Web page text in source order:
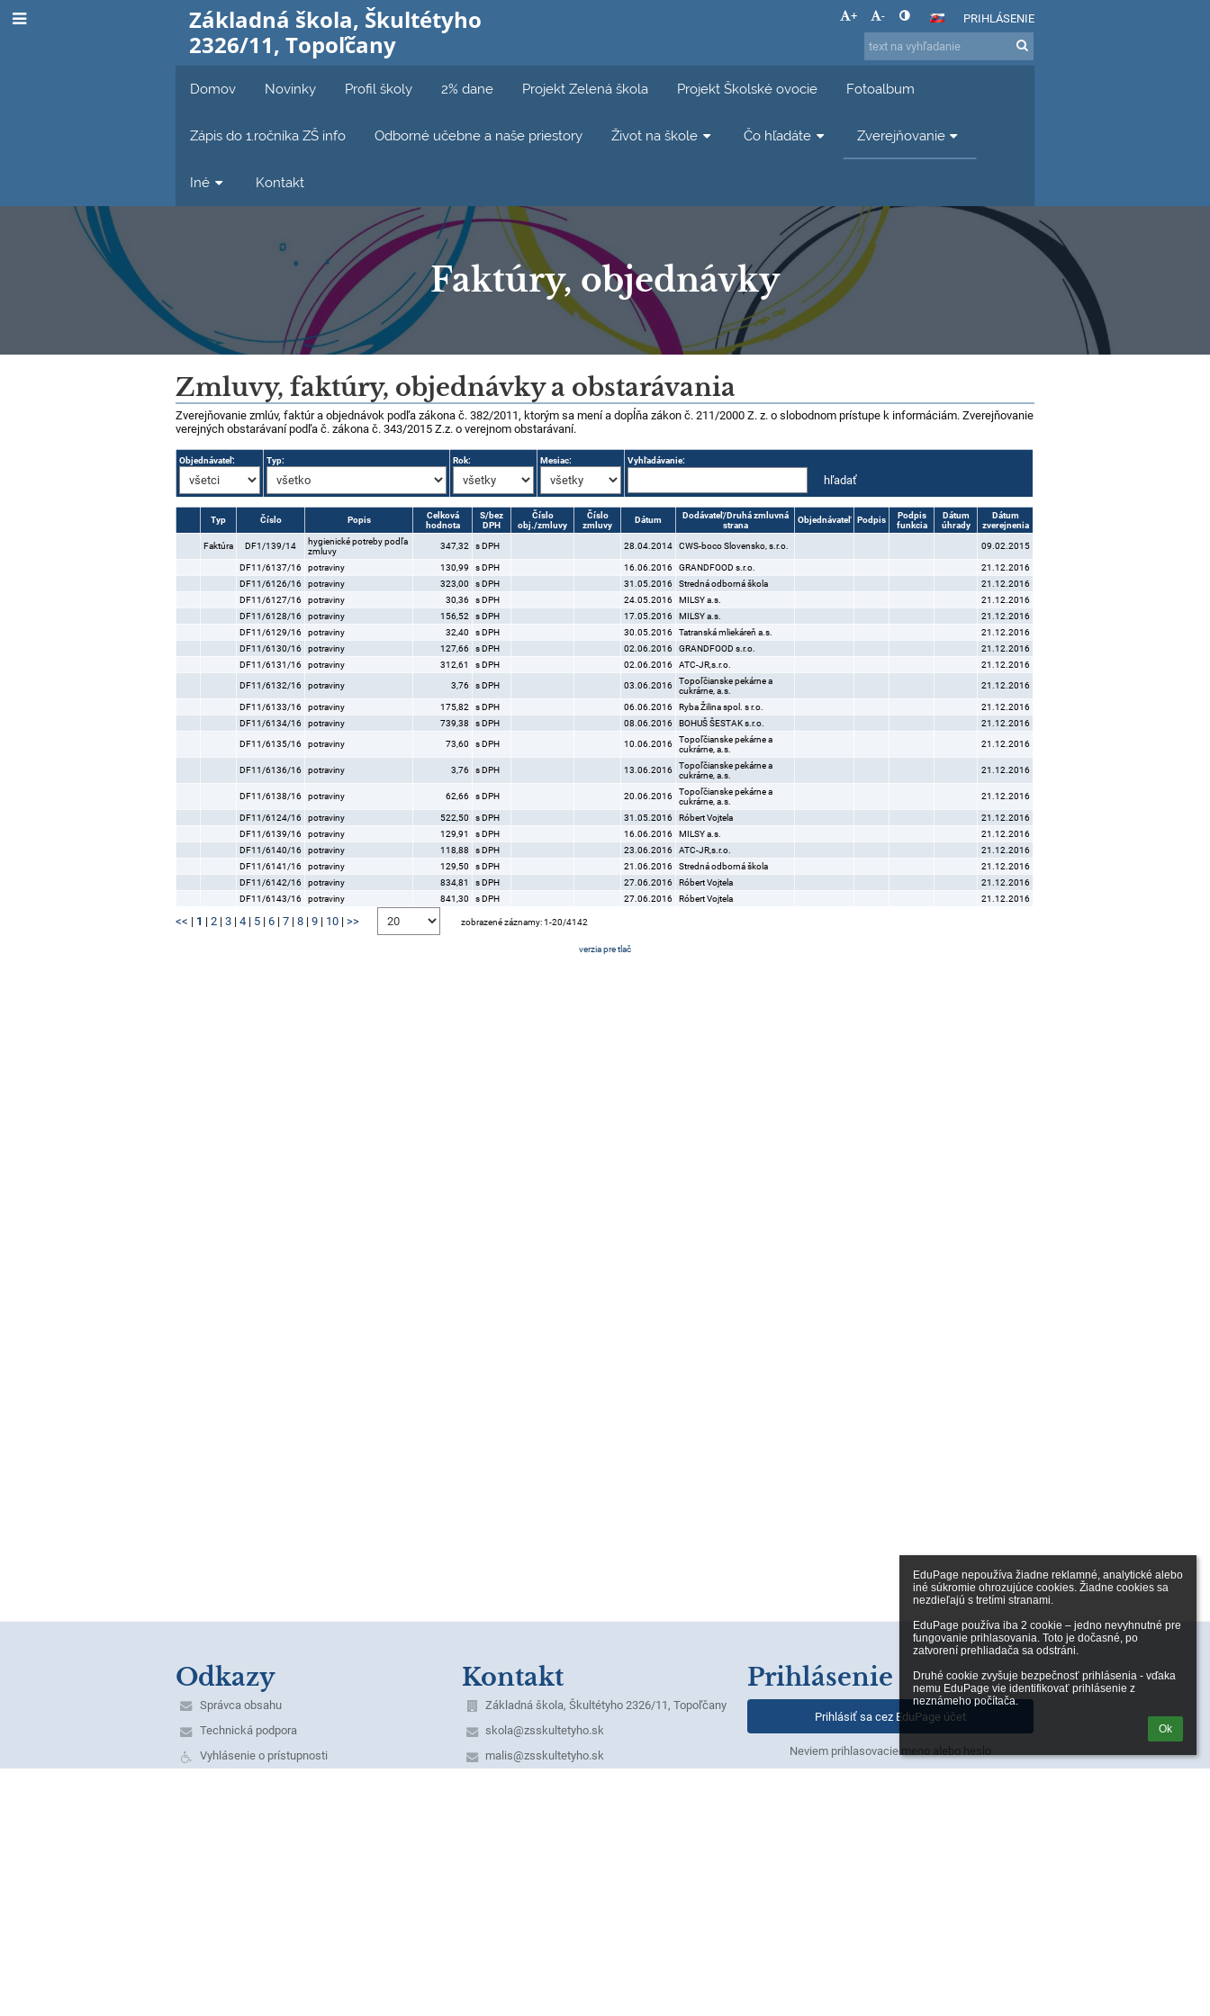
EduPage nepoužíva žiadne reklamné, analytické alebo
iné súkromie ohrozujúce cookies. Žiadne cookies sa
nezdieľajú s tretími stranami.
EduPage používa iba 2 cookie – jedno nevyhnutné pre
fungovanie prihlasovania. Toto je dočasné, po
zatvorení prehliadača sa odstráni.
Druhé cookie zvyšuje bezpečnosť prihlásenia - vďaka
nemu EduPage vie identifikovať prihlásenie z
neznámeho počítača.
Ok
Základná škola, Škultétyho
2326/11, Topoľčany
+ - PRIHLÁSENIE
Domov Novinky Profil školy 2% dane Projekt Zelená škola Projekt Školské ovocie Fotoalbum
Zápis do 1.ročníka ZŠ info Odborné učebne a naše priestory Život na škole Čo hľadáte Zverejňovanie
Iné Kontakt
Faktúry, objednávky
Faktúry,
objednávky
Zmluvy, faktúry, objednávky a obstarávania
Zverejňovanie zmlúv, faktúr a objednávok podľa zákona č. 382/2011, ktorým sa mení a dopĺňa zákon č. 211/2000 Z. z. o slobodnom prístupe k informáciám. Zverejňovanie
verejných obstarávaní podľa č. zákona č. 343/2015 Z.z. o verejnom obstarávaní.
Objednávateľ: Typ: Rok: Mesiac: Vyhľadávanie:
Typ Číslo Popis
Celková
hodnota
S/bez
DPH
Číslo
obj./zmluvy
Číslo
zmluvy
Dátum
Dodávateľ/Druhá zmluvná
strana
Objednávateľ Podpis
Podpis
funkcia
Dátum
úhrady
Dátum
zverejnenia
Faktúra DF1/139/14
hygienické potreby podľa
zmluvy
347,32 s DPH 28.04.2014 CWS-boco Slovensko, s.r.o. 09.02.2015
DF11/6137/16 potraviny 130,99 s DPH 16.06.2016 GRANDFOOD s.r.o.
21.12.2016
DF11/6126/16
potraviny 323,00 s DPH 31.05.2016 Stredná odborná škola
21.12.2016
DF11/6127/16
potraviny 30,36 s DPH 24.05.2016 MILSY a.s.
21.12.2016
DF11/6128/16
potraviny 156,52 s DPH 17.05.2016 MILSY a.s.
21.12.2016
DF11/6129/16
potraviny 32,40 s DPH 30.05.2016 Tatranská mliekáreň a.s.
21.12.2016
DF11/6130/16
potraviny 127,66 s DPH 02.06.2016 GRANDFOOD s.r.o.
21.12.2016
DF11/6131/16
potraviny 312,61 s DPH 02.06.2016 ATC-JR,s.r.o. 21.12.2016
DF11/6132/16 potraviny 3,76 s DPH 03.06.2016
Topoľčianske pekárne a
cukrárne, a.s.
21.12.2016
DF11/6133/16 potraviny 175,82 s DPH 06.06.2016 Ryba Žilina spol. s r.o.
21.12.2016
DF11/6134/16
potraviny 739,38 s DPH 08.06.2016 BOHUŠ ŠESTAK s.r.o. 21.12.2016
DF11/6135/16 potraviny 73,60 s DPH 10.06.2016
Topoľčianske pekárne a
cukrárne, a.s.
21.12.2016
DF11/6136/16 potraviny 3,76 s DPH 13.06.2016
Topoľčianske pekárne a
cukrárne, a.s.
21.12.2016
DF11/6138/16 potraviny 62,66 s DPH 20.06.2016
Topoľčianske pekárne a
cukrárne, a.s.
21.12.2016
DF11/6124/16 potraviny 522,50 s DPH 31.05.2016 Róbert Vojtela
21.12.2016
DF11/6139/16
potraviny 129,91 s DPH 16.06.2016 MILSY a.s.
21.12.2016
DF11/6140/16
potraviny 118,88 s DPH 23.06.2016 ATC-JR,s.r.o.
21.12.2016
DF11/6141/16
potraviny 129,50 s DPH 21.06.2016 Stredná odborná škola
21.12.2016
DF11/6142/16
potraviny 834,81 s DPH 27.06.2016 Róbert Vojtela
21.12.2016
DF11/6143/16
potraviny 841,30 s DPH 27.06.2016 Róbert Vojtela 21.12.2016
<< | 1 |2 |3 |4 | 5 |6 |7 |8 |9 | 10 |>> zobrazené záznamy: 1-20/4142
verzia pre tlač
Odkazy
Správca obsahu
Technická podpora
Vyhlásenie o prístupnosti
Kontakt
Základná škola, Škultétyho 2326/11, Topoľčany
skola@zsskultetyho.sk
malis@zsskultetyho.sk
Prihlásenie
Prihlásiť sa cez EduPage účet
Neviem prihlasovacie meno alebo heslo